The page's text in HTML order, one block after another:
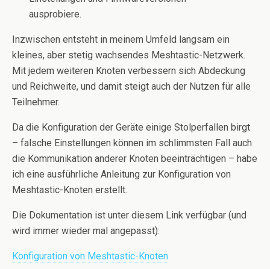
ausprobiere.
Inzwischen entsteht in meinem Umfeld langsam ein
kleines, aber stetig wachsendes Meshtastic-Netzwerk.
Mit jedem weiteren Knoten verbessern sich Abdeckung
und Reichweite, und damit steigt auch der Nutzen für alle
Teilnehmer.
Da die Konfiguration der Geräte einige Stolperfallen birgt
– falsche Einstellungen können im schlimmsten Fall auch
die Kommunikation anderer Knoten beeinträchtigen – habe
ich eine ausführliche Anleitung zur Konfiguration von
Meshtastic-Knoten erstellt.
Die Dokumentation ist unter diesem Link verfügbar (und
wird immer wieder mal angepasst):
Konfiguration von Meshtastic-Knoten